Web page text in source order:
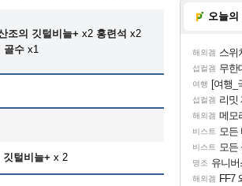
조의 깃털비늘+ x2 홍련석 x2
골수 x1
깃털비늘+ x 2
오늘의
해외겜 스위치
섭컬겜 무한대
여행 [여행_
섭컬겜 리밋 제
해외겜 메모
비스트 모든 바
비스트 모든 성
명조 유니버
해외겜 FF7